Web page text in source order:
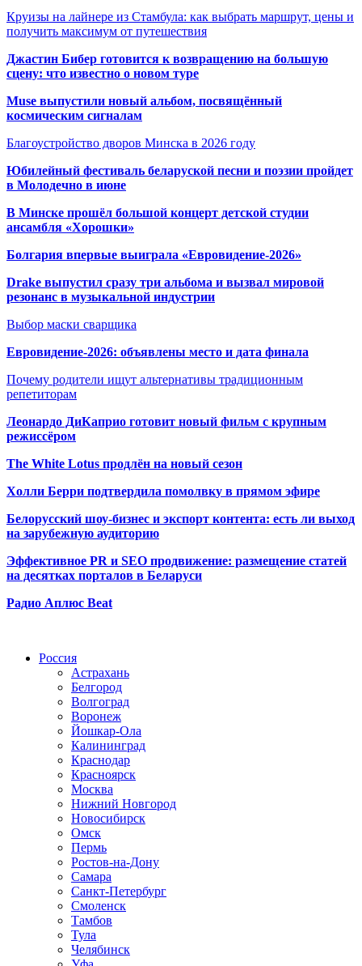
Круизы на лайнере из Стамбула: как выбрать маршрут, цены и
получить максимум от путешествия
Джастин Бибер готовится к возвращению на большую
сцену: что известно о новом туре
Muse выпустили новый альбом, посвящённый
космическим сигналам
Благоустройство дворов Минска в 2026 году
Юбилейный фестиваль беларуской песни и поэзии пройдет
в Молодечно в июне
В Минске прошёл большой концерт детской студии
ансамбля «Хорошки»
Болгария впервые выиграла «Евровидение-2026»
Drake выпустил сразу три альбома и вызвал мировой
резонанс в музыкальной индустрии
Выбор маски сварщика
Евровидение-2026: объявлены место и дата финала
Почему родители ищут альтернативы традиционным
репетиторам
Леонардо ДиКаприо готовит новый фильм с крупным
режиссёром
The White Lotus продлён на новый сезон
Холли Берри подтвердила помолвку в прямом эфире
Белорусский шоу-бизнес и экспорт контента: есть ли выход
на зарубежную аудиторию
Эффективное PR и SEO продвижение: размещение статей
на десятках порталов в Беларуси
Радио Аплюс Beat
Россия
Астрахань
Белгород
Волгоград
Воронеж
Йошкар-Ола
Калининград
Краснодар
Красноярск
Москва
Нижний Новгород
Новосибирск
Омск
Пермь
Ростов-на-Дону
Самара
Санкт-Петербург
Смоленск
Тамбов
Тула
Челябинск